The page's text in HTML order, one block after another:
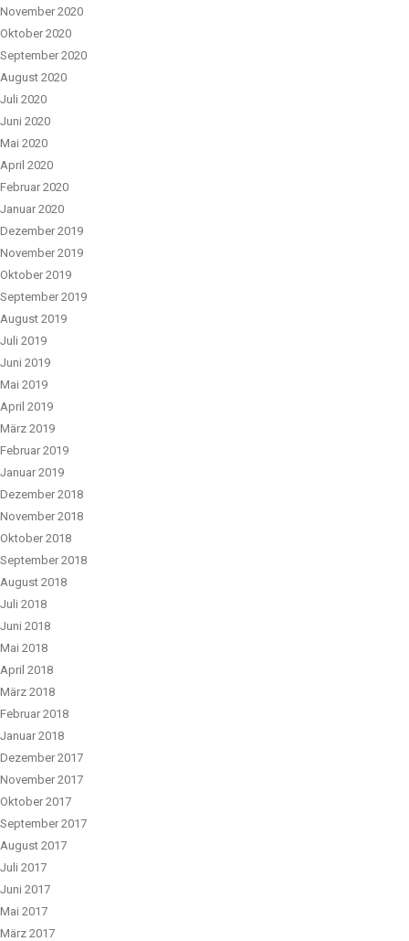
November 2020
Oktober 2020
September 2020
August 2020
Juli 2020
Juni 2020
Mai 2020
April 2020
Februar 2020
Januar 2020
Dezember 2019
November 2019
Oktober 2019
September 2019
August 2019
Juli 2019
Juni 2019
Mai 2019
April 2019
März 2019
Februar 2019
Januar 2019
Dezember 2018
November 2018
Oktober 2018
September 2018
August 2018
Juli 2018
Juni 2018
Mai 2018
April 2018
März 2018
Februar 2018
Januar 2018
Dezember 2017
November 2017
Oktober 2017
September 2017
August 2017
Juli 2017
Juni 2017
Mai 2017
März 2017